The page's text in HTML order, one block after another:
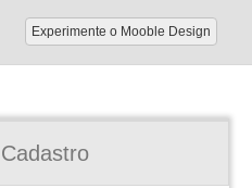
Experimente o Mooble Design
Cadastro